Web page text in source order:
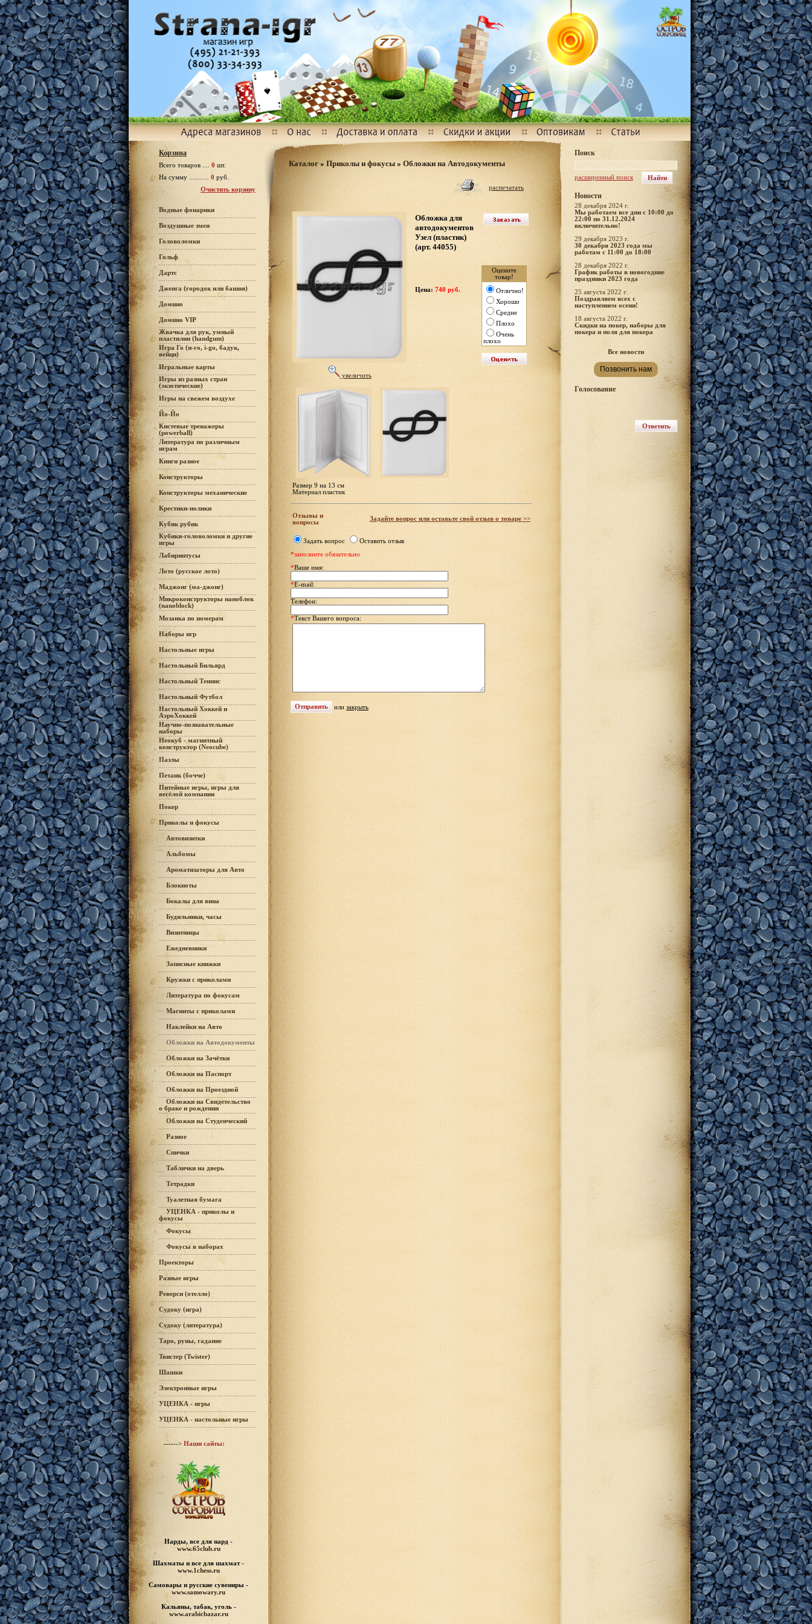
Корзина
Всего товаров .... 0 шт.
На сумму ........... 0 руб.
Очистить корзину
Водные фонарики
Воздушные змеи
Головоломки
Гольф
Дартс
Дженга (городок или башня)
Домино
Домино VIP
Жвачка для рук, умный
пластилин (handgum)
Игра Го (и-го, i-go, бадук,
вейци)
Игральные карты
Игры из разных стран
(экзотические)
Игры на свежем воздухе
Йо-Йо
Кистевые тренажеры
(powerball)
Литература по различным
играм
Книги разное
Конструкторы
Конструкторы механические
Крестики-нолики
Кубик рубик
Кубики-головоломки и другие
игры
Лабиринтусы
Лото (русское лото)
Маджонг (ма-джонг)
Микроконструкторы наноблок
(nanoblock)
Мозаика по номерам
Наборы игр
Настольные игры
Настольный Бильярд
Настольный Теннис
Настольный Футбол
Настольный Хоккей и
АэроХоккей
Научно-познавательные
наборы
Неокуб - магнитный
конструктор (Neocube)
Пазлы
Петанк (бочче)
Питейные игры, игры для
весёлой компании
Покер
Приколы и фокусы
Автовизитки
Альбомы
Ароматизаторы для Авто
Блокноты
Бокалы для вина
Будильники, часы
Визитницы
Ежедневники
Записные книжки
Кружки с приколами
Литература по фокусам
Магниты с приколами
Наклейки на Авто
Обложки на Автодокументы
Обложки на Зачётки
Обложки на Паспорт
Обложки на Проездной
Обложки на Свидетельство
о браке и рождении
Обложки на Студенческий
Разное
Спички
Таблички на дверь
Тетрадки
Туалетная бумага
УЦЕНКА - приколы и
фокусы
Фокусы
Фокусы в наборах
Проекторы
Разные игры
Реверси (отелло)
Судоку (игра)
Судоку (литература)
Таро, руны, гадание
Твистер (Twister)
Шашки
Электронные игры
УЦЕНКА - игры
УЦЕНКА - настольные игры
------> Наши сайты:
Нарды, все для нард -
www.65club.ru
Шахматы и все для шахмат -
www.1chess.ru
Самовары и русские сувениры -
www.samowary.ru
Кальяны, табак, уголь -
www.arabicbazar.ru
Каталог»Приколы и фокусы»Обложки на Автодокументы
распечатать
увеличить
Обложка для
автодокументов
Узел (пластик)
(арт. 44055)
Цена: 740 руб.
Оцените
товар!
Отлично!
Хорошо
Средне
Плохо
Очень
плохо
Размер 9 на 13 см
Материал пластик
Отзывы и
вопросы
Задайте вопрос или оставьте свой отзыв о товаре >>
Задать вопрос
Оставить отзыв
*заполните обязательно
*Ваше имя:
*E-mail:
Телефон:
*Текст Вашего вопроса:
или закрыть
Поиск
расширенный поиск
Новости
28 декабря 2024 г.
Мы работаем все дни с 10:00 до
22:00 по 31.12.2024
включительно!
29 декабря 2023 г.
30 декабря 2023 года мы
работам с 11:00 до 18:00
28 декабря 2022 г.
График работы в новогодние
праздники 2023 года
25 августа 2022 г.
Поздравляем всех с
наступлением осени!
18 августа 2022 г.
Скидки на покер, наборы для
покера и поля для покера
Все новости
Позвонить нам
Голосование